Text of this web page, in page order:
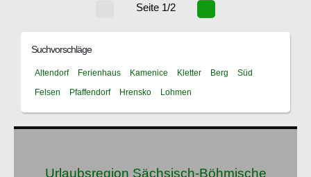
Seite 1/2
Suchvorschläge
Altendorf Ferienhaus Kamenice Kletter Berg
Süd
Felsen
Pfaffendorf Hrensko Lohmen
Urlaubsregion Sächsisch-Böhmische